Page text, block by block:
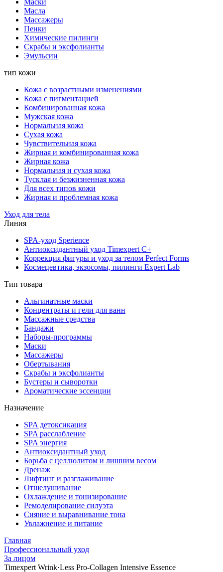
Маски
Масла
Массажеры
Пенки
Химические пилинги
Скрабы и эксфолианты
Эмульсии
тип кожи
Кожа с возрастными изменениями
Кожа с пигментацией
Комбинированная кожа
Мужская кожа
Нормальная кожа
Сухая кожа
Чувствительная кожа
Жирная и комбинированная кожа
Жирная кожа
Нормальная и сухая кожа
Тусклая и безжизненная кожа
Для всех типов кожи
Жирная и проблемная кожа
Уход для тела
Линия
SPA-уход Sperience
Антиоксидантный уход Timexpert C+
Коррекция фигуры и уход за телом Perfect Forms
Космецевтика, экзосомы, пилинги Expert Lab
Тип товара
Альгинатные маски
Концентраты и гели для ванн
Массажные средства
Бандажи
Наборы-программы
Маски
Массажеры
Обертывания
Скрабы и эксфолианты
Бустеры и сыворотки
Ароматические эссенции
Назначение
SPA детоксикация
SPA расслабление
SPA энергия
Антиоксидантный уход
Борьба с целлюлитом и лишним весом
Дренаж
Лифтинг и разглаживание
Отшелушивание
Охлаждение и тонизирование
Ремоделирование силуэта
Сияние и выравнивание тона
Увлажнение и питание
Главная
Профессиональный уход
За лицом
Timexpert Wrink·Less Pro-Collagen Intensive Essence